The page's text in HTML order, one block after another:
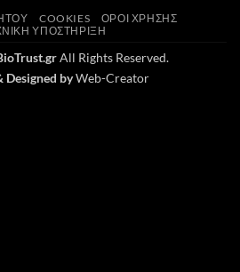
COOKIES
ΌΡΟΙ ΧΡΉΣΗΣ
ΥΠΟΣΤΉΡΙΞΗ
All Rights Reserved.
Designed byWeb-Creator